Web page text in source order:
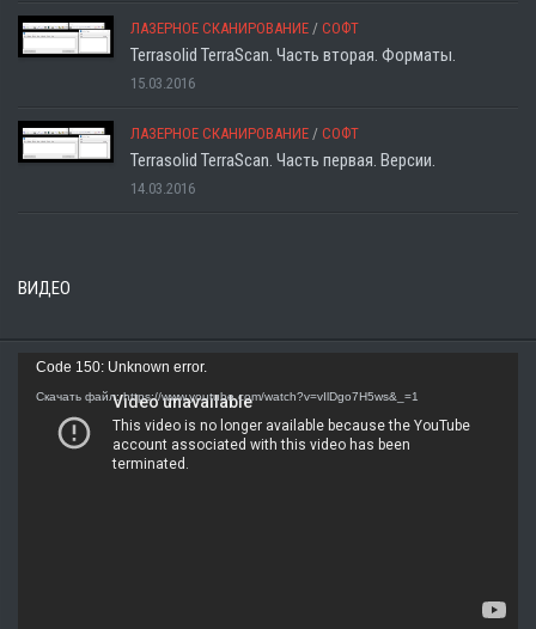
ЛАЗЕРНОЕ СКАНИРОВАНИЕ / СОФТ
Terrasolid TerraScan. Часть вторая. Форматы.
15.03.2016
ЛАЗЕРНОЕ СКАНИРОВАНИЕ / СОФТ
Terrasolid TerraScan. Часть первая. Версии.
14.03.2016
ВИДЕО
Видеоплеер
Code 150: Unknown error.
Скачать файл: https://www.youtube.com/watch?v=vIlDgo7H5ws&_=1